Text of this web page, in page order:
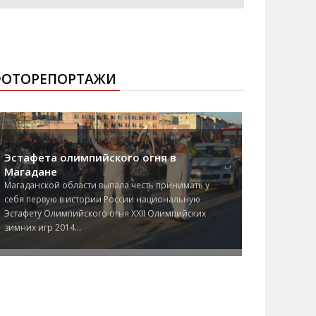
Эстафета олимпийского огня в
Магадане
Магаданской области выпала честь принимать у
себя первую в истории России национальную
Эстафету Олимпийского огня XXII Олимпийских
зимних игр 2014...